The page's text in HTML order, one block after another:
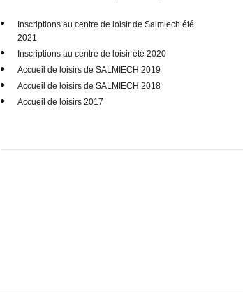
Inscriptions au centre de loisir de Salmiech été
2021
Inscriptions au centre de loisir été 2020
Accueil de loisirs de SALMIECH 2019
Accueil de loisirs de SALMIECH 2018
Accueil de loisirs 2017